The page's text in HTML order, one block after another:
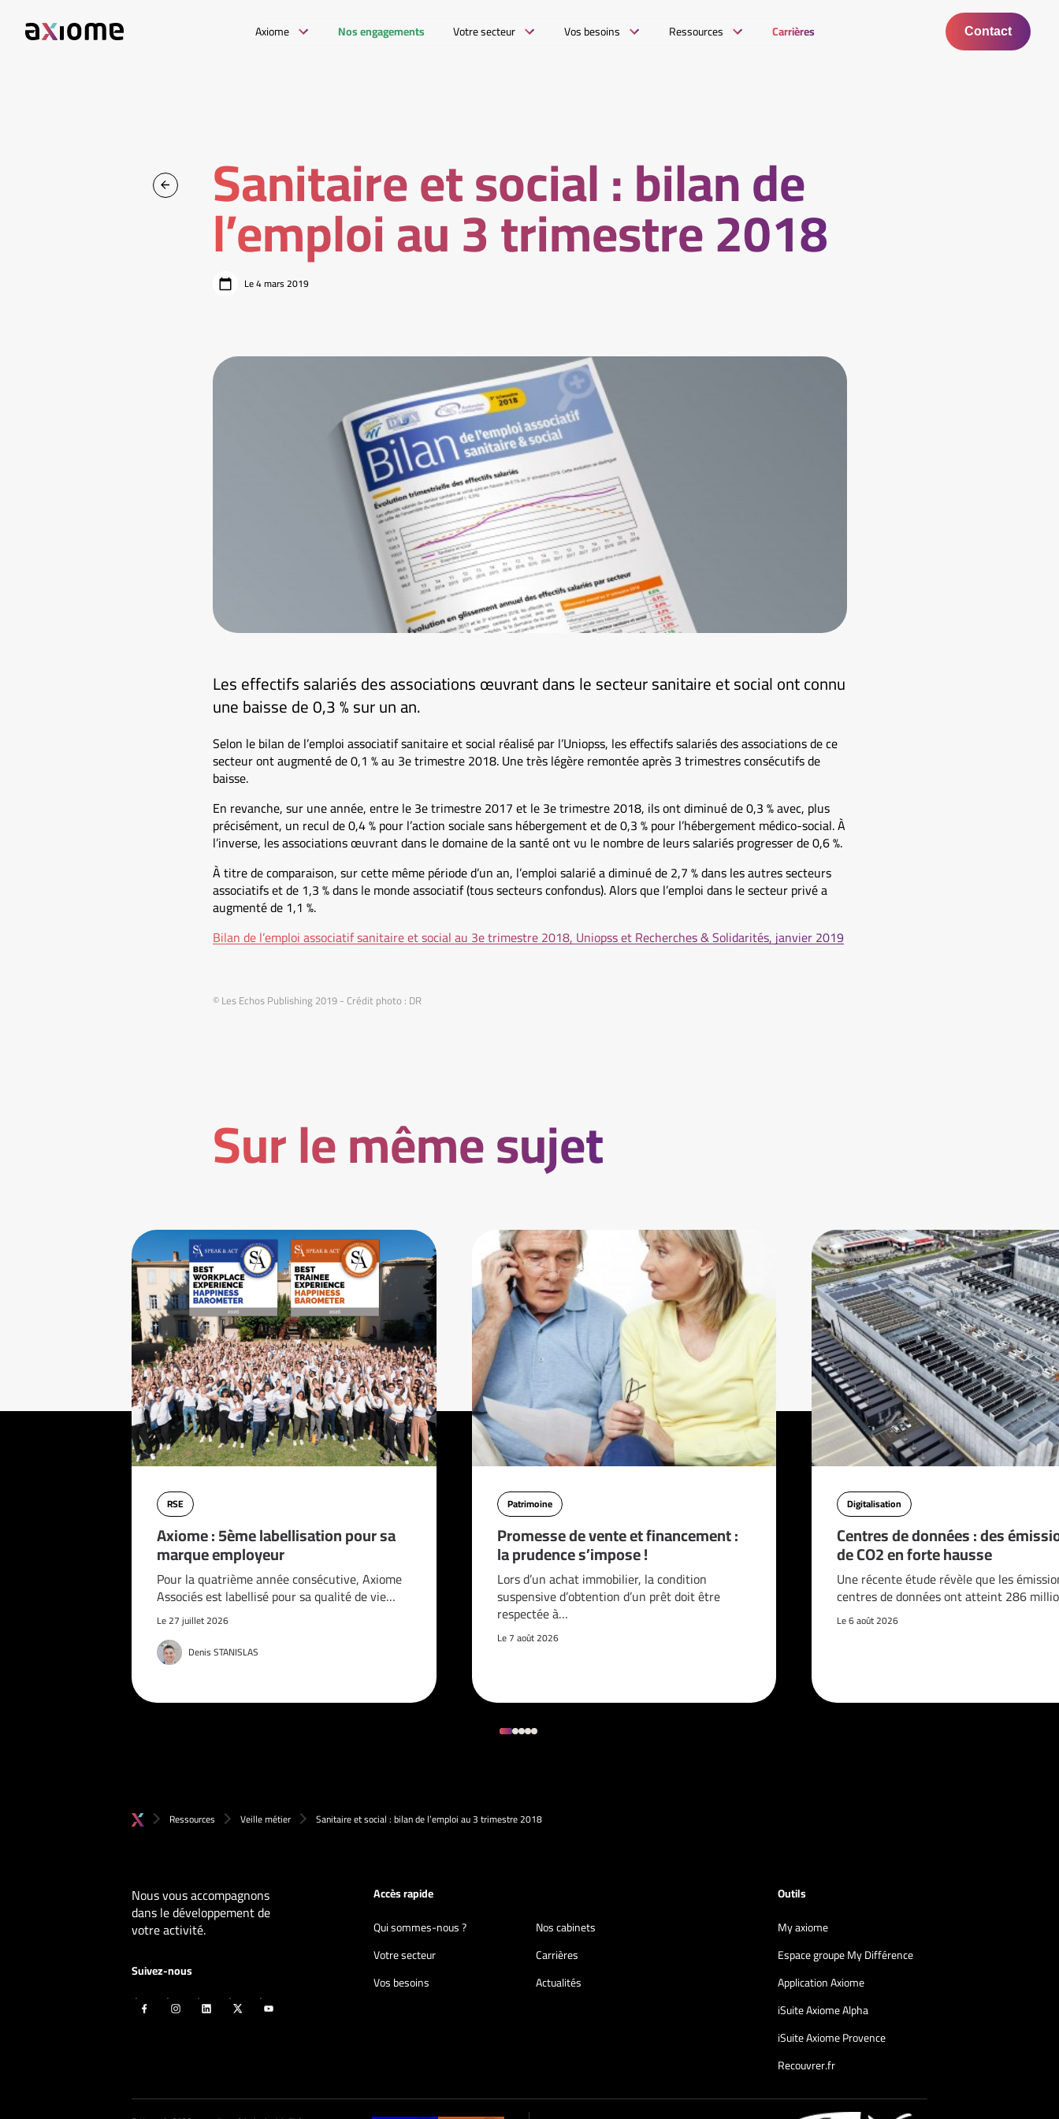
Axiome Nos engagements Votre secteur Vos besoins Ressources Carrières Contact
Sanitaire et social : bilan de
l’emploi au 3 trimestre 2018
Le 4 mars 2019
Les effectifs salariés des associations œuvrant dans le secteur sanitaire et social ont connu
une baisse de 0,3 % sur un an.
Selon le bilan de l’emploi associatif sanitaire et social réalisé par l’Uniopss, les effectifs salariés des associations de ce
secteur ont augmenté de 0,1 % au 3e trimestre 2018. Une très légère remontée après 3 trimestres consécutifs de
baisse.
En revanche, sur une année, entre le 3e trimestre 2017 et le 3e trimestre 2018, ils ont diminué de 0,3 % avec, plus
précisément, un recul de 0,4 % pour l’action sociale sans hébergement et de 0,3 % pour l’hébergement médico-social. À
l’inverse, les associations œuvrant dans le domaine de la santé ont vu le nombre de leurs salariés progresser de 0,6 %.
À titre de comparaison, sur cette même période d’un an, l’emploi salarié a diminué de 2,7 % dans les autres secteurs
associatifs et de 1,3 % dans le monde associatif (tous secteurs confondus). Alors que l’emploi dans le secteur privé a
augmenté de 1,1 %.
Bilan de l’emploi associatif sanitaire et social au 3e trimestre 2018, Uniopss et Recherches & Solidarités, janvier 2019
© Les Echos Publishing 2019 - Crédit photo : DR
Sur le même sujet
RSE
Axiome : 5ème labellisation pour sa
marque employeur
Pour la quatrième année consécutive, Axiome
Associés est labellisé pour sa qualité de vie…
Le 27 juillet 2026
Denis STANISLAS
Patrimoine
Promesse de vente et financement :
la prudence s’impose !
Lors d’un achat immobilier, la condition
suspensive d’obtention d’un prêt doit être
respectée à…
Le 7 août 2026
Digitalisation
Centres de données : des
de CO2 en forte hausse
Une récente étude révèle que les
centres de données ont atteint 286
Le 6 août 2026
Ressources Veille métier Sanitaire et social : bilan de l’emploi au 3 trimestre 2018
Nous vous accompagnons
dans le développement de
votre activité.
Suivez-nous
Accès rapide
Qui sommes-nous ?
Nos cabinets
Votre secteur
Carrières
Vos besoins
Actualités
Outils
My axiome
Espace groupe My Différence
Application Axiome
iSuite Axiome Alpha
iSuite Axiome Provence
Recouvrer.fr